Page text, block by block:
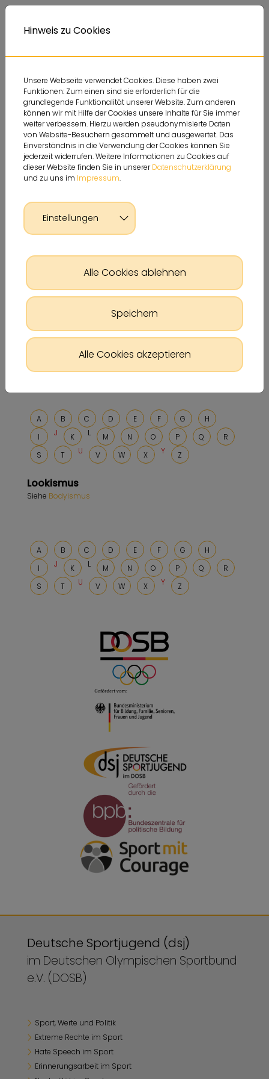
Deutsche Sportjugend Themen Service
Kontrastversion
Glossar
A B C D E F G
H
I
J K L M N O P Q
R
S
T U V W X Y Z
Lookismus
Siehe Bodyismus
A B C D E F G
H
I
J K L M N O P Q
R
S
T U V W X Y Z
Deutsche Sportjugend (dsj)
im Deutschen Olympischen Sportbund
e.V. (DOSB)
Sport, Werte und Politik
Extreme Rechte im Sport
Hate Speech im Sport
Erinnerungsarbeit im Sport
Hinweis zu Cookies
Unsere Webseite verwendet Cookies. Diese haben zwei
Funktionen: Zum einen sind sie erforderlich für die
grundlegende Funktionalität unserer Website. Zum anderen
können wir mit Hilfe der Cookies unsere Inhalte für Sie immer
weiter verbessern. Hierzu werden pseudonymisierte Daten
von Website-Besuchern gesammelt und ausgewertet. Das
Einverständnis in die Verwendung der Cookies können Sie
jederzeit widerrufen. Weitere Informationen zu Cookies auf
dieser Website finden Sie in unsererDatenschutzerklärung
und zu uns im Impressum.
Einstellungen
Alle Cookies ablehnen
Speichern
Alle Cookies akzeptieren